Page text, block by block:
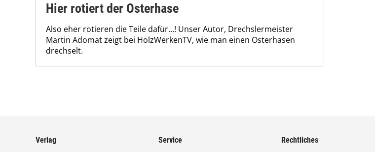
Hier rotiert der Osterhase
Also eher rotieren die Teile dafür...! Unser Autor, Drechslermeister
Martin Adomat zeigt bei HolzWerkenTV, wie man einen Osterhasen
drechselt.
Verlag
Service
Rechtliches